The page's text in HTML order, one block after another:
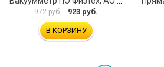
972 руб. 923 руб.
В КОРЗИНУ